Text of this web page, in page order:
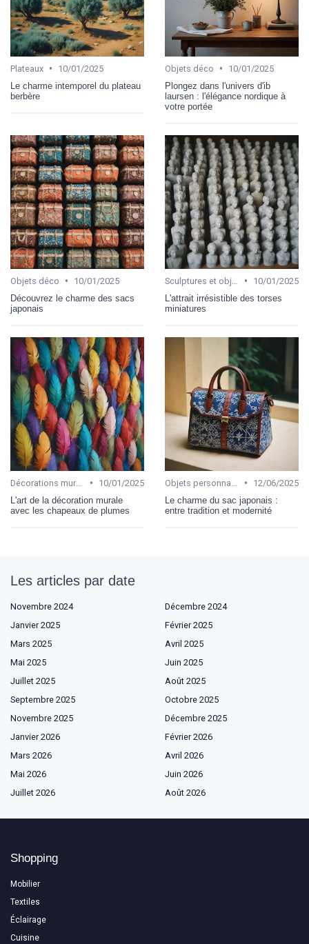
Plateaux •
10/01/2025
Le charme intemporel du plateau
berbère
Objets déco •
10/01/2025
Plongez dans l'univers d'ib
laursen : l'élégance nordique à
votre portée
Objets déco •
10/01/2025
Découvrez le charme des sacs
japonais
Sculptures et objets d'art •
10/01/2025
L'attrait irrésistible des torses
miniatures
Décorations murales •
10/01/2025
L'art de la décoration murale
avec les chapeaux de plumes
Objets personnalisables •
12/06/2025
Le charme du sac japonais :
entre tradition et modernité
Les articles par date
Novembre 2024
Décembre 2024
Janvier 2025
Février 2025
Mars 2025
Avril 2025
Mai 2025
Juin 2025
Juillet 2025
Août 2025
Septembre 2025
Octobre 2025
Novembre 2025
Décembre 2025
Janvier 2026
Février 2026
Mars 2026
Avril 2026
Mai 2026
Juin 2026
Juillet 2026
Août 2026
Shopping
Mobilier
Textiles
Éclairage
Cuisine